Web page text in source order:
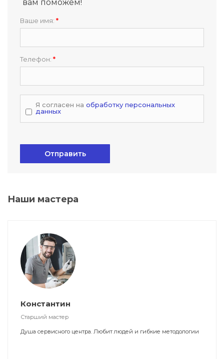
вам поможем!
Ваше имя: *
Телефон: *
Я согласен на обработку персональных
данных
Отправить
Наши мастера
Константин
Старший мастер
Душа сервисного центра. Любит людей и гибкие методологии